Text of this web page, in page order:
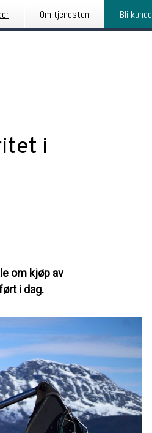
Om tjenesten Bli kunde
i
om kjøp av
i dag.